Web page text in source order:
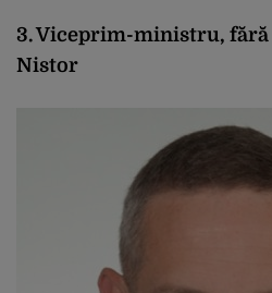
3. Viceprim-ministru,
Nistor